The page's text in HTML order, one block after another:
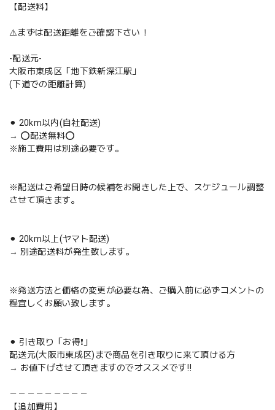
【配送料】
⚠️まずは配送距離をご確認下さい！
-配送元-
大阪市東成区「地下鉄新深江駅」
(下道での距離計算)
⚫︎ 20km以内(自社配送)
→ ⭕️配送無料⭕️
※施工費用は別途必要です。
※配送はご希望日時の候補をお聞きした上で、スケジュール調整
させて頂きます。
⚫︎ 20km以上(ヤマト配送)
→ 別途配送料が発生致します。
※発送方法と価格の変更が必要な為、ご購入前に必ずコメントの
程宜しくお願い致します。
⚫︎ 引き取り「お得❗️」
配送元(大阪市東成区)まで商品を引き取りに来て頂ける方
→ お値下げさせて頂きますのでオススメです‼️
－－－－－－－－－
【追加費用】